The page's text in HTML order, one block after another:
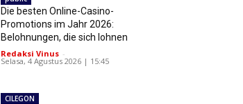
Die besten Online-Casino-
Promotions im Jahr 2026:
Belohnungen, die sich lohnen
Redaksi Vinus -
Selasa, 4 Agustus 2026 | 15:45
CILEGON